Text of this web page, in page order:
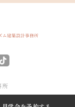
所